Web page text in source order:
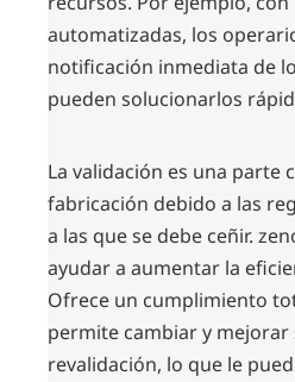
automatizadas, los
notificación inmediata de
pueden solucionarlos
La validación es una parte
fabricación debido a las
a las que se debe ceñir.
ayudar a aumentar la
Ofrece un cumplimiento
permite cambiar y mejorar
revalidación, lo que le